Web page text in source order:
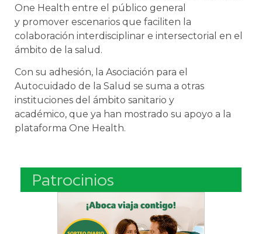
One Health entre el público general
y promover escenarios que faciliten la
colaboración interdisciplinar e intersectorial en el
ámbito de la salud.
Con su adhesión, la Asociación para el
Autocuidado de la Salud se suma a otras
instituciones del ámbito sanitario y
académico, que ya han mostrado su apoyo a la
plataforma One Health.
Patrocinios